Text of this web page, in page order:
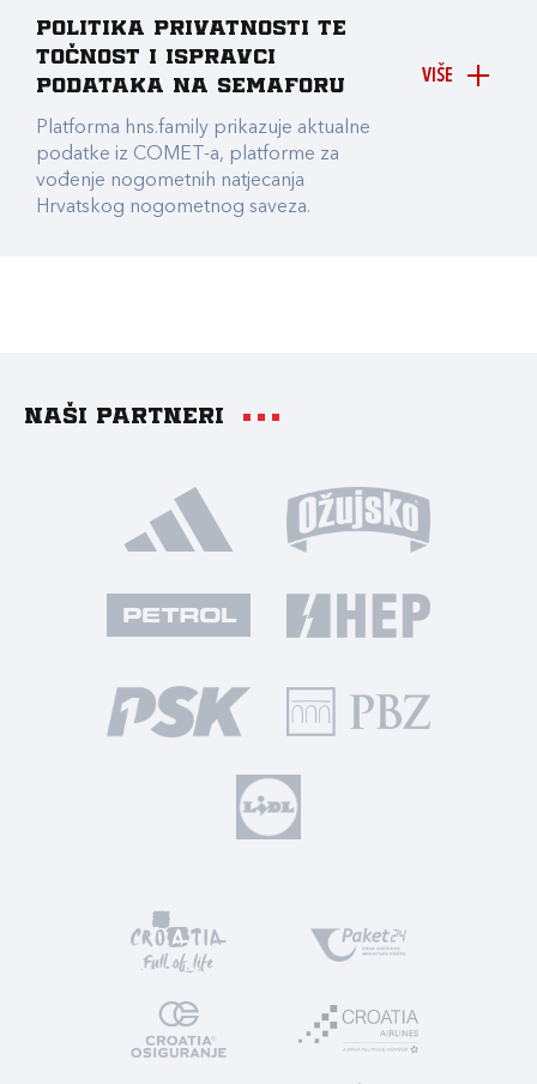
VIŠE
Politika privatnosti te
točnost i ispravci
podataka na Semaforu
Platforma hns.family prikazuje aktualne
podatke iz COMET-a, platforme za
vođenje nogometnih natjecanja
Hrvatskog nogometnog saveza.
Naši partneri